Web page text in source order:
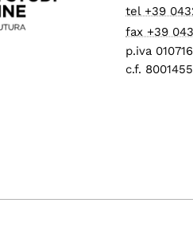
tel +39
fax +39
p.iva
c.f.